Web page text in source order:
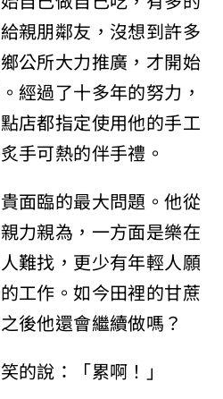
親朋鄰友，沒想到許多
公所大力推廣，才開始
經過了十多年的努力，
店都指定使用他的手工
手可熱的伴手禮。
面臨的最大問題。他從
力親為，一方面是樂在
難找，更少有年輕人願
工作。如今田裡的甘蔗
後他還會繼續做嗎？
說：「累啊！」